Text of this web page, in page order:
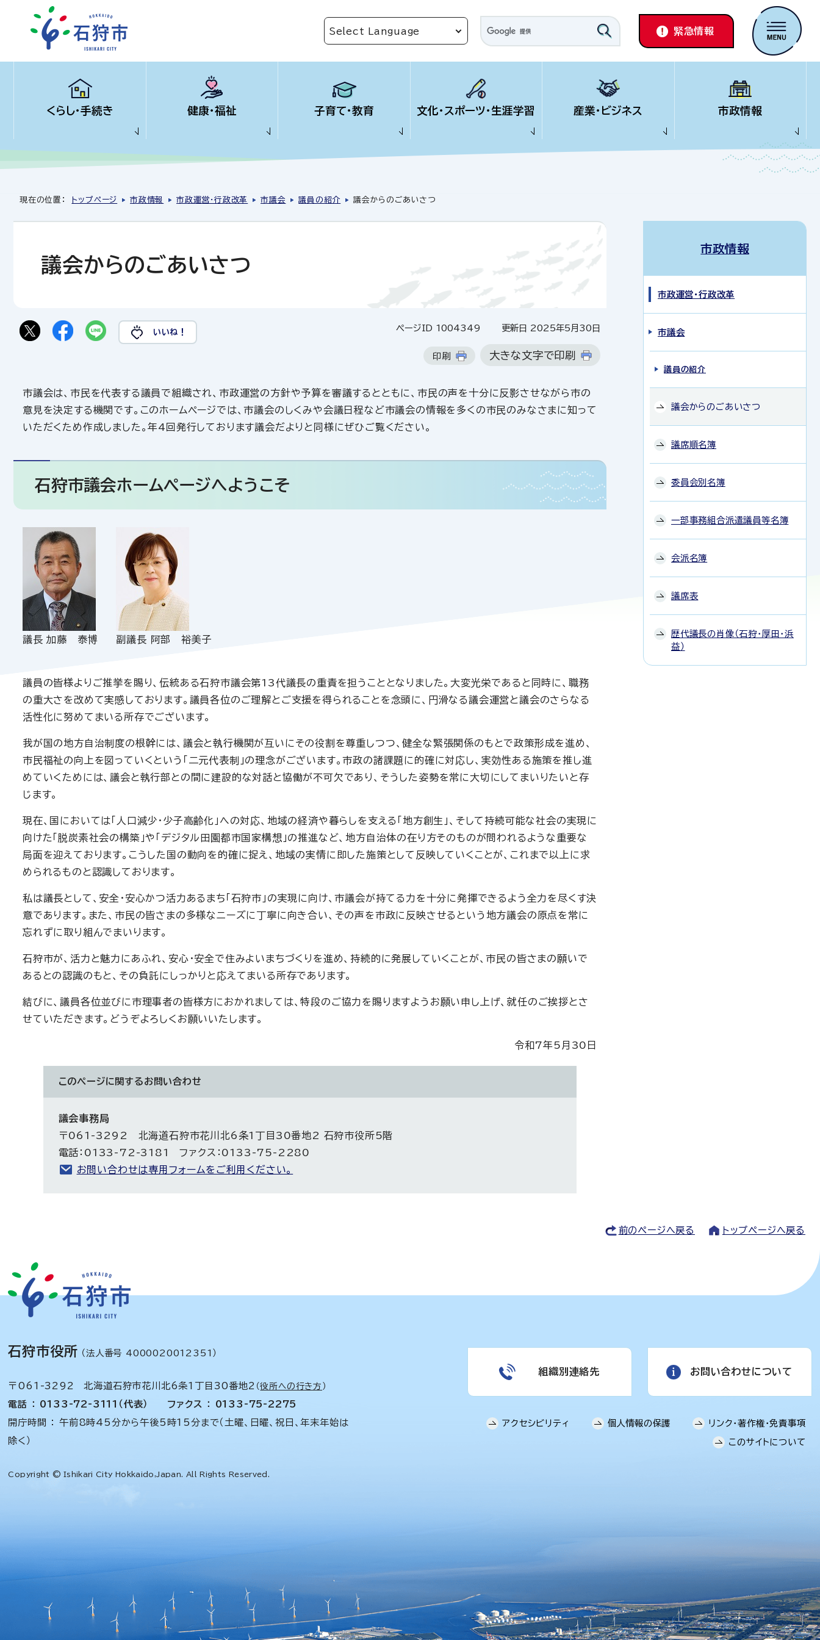
緊急情報
くらし・手続き 健康・福祉 子育て・教育 文化・スポーツ・生涯学習 産業・ビジネス 市政情報
現在の位置： トップページ 市政情報 市政運営・行政改革 市議会 議員の紹介 議会からのごあいさつ
議会からのごあいさつ
いいね！ ページID 1004349 更新日 2025年5月30日
印刷 大きな文字で印刷
市議会は、市民を代表する議員で組織され、市政運営の方針や予算を審議するとともに、市民の声を十分に反影させながら市の
意見を決定する機関です。このホームページでは、市議会のしくみや会議日程など市議会の情報を多くの市民のみなさまに知って
いただくため作成しました。年4回発行しております議会だよりと同様にぜひご覧ください。
石狩市議会ホームページへようこそ
議長 加藤 泰博 副議長 阿部 裕美子
議員の皆様よりご推挙を賜り、伝統ある石狩市議会第13代議長の重責を担うこととなりました。大変光栄であると同時に、職務
の重大さを改めて実感しております。議員各位のご理解とご支援を得られることを念頭に、円滑なる議会運営と議会のさらなる
活性化に努めてまいる所存でございます。
我が国の地方自治制度の根幹には、議会と執行機関が互いにその役割を尊重しつつ、健全な緊張関係のもとで政策形成を進め、
市民福祉の向上を図っていくという「二元代表制」の理念がございます。市政の諸課題に的確に対応し、実効性ある施策を推し進
めていくためには、議会と執行部との間に建設的な対話と協働が不可欠であり、そうした姿勢を常に大切にしてまいりたいと存
じます。
現在、国においては「人口減少・少子高齢化」への対応、地域の経済や暮らしを支える「地方創生」、そして持続可能な社会の実現に
向けた「脱炭素社会の構築」や「デジタル田園都市国家構想」の推進など、地方自治体の在り方そのものが問われるような重要な
局面を迎えております。こうした国の動向を的確に捉え、地域の実情に即した施策として反映していくことが、これまで以上に求
められるものと認識しております。
私は議長として、安全・安心かつ活力あるまち「石狩市」の実現に向け、市議会が持てる力を十分に発揮できるよう全力を尽くす決
意であります。また、市民の皆さまの多様なニーズに丁寧に向き合い、その声を市政に反映させるという地方議会の原点を常に
忘れずに取り組んでまいります。
石狩市が、活力と魅力にあふれ、安心・安全で住みよいまちづくりを進め、持続的に発展していくことが、市民の皆さまの願いで
あるとの認識のもと、その負託にしっかりと応えてまいる所存であります。
結びに、議員各位並びに市理事者の皆様方におかれましては、特段のご協力を賜りますようお願い申し上げ、就任のご挨拶とさ
せていただきます。どうぞよろしくお願いいたします。
令和7年5月30日
このページに関する お問い合わせ
議会事務局
〒061-3292 北海道石狩市花川北6条1丁目30番地2 石狩市役所5階
電話：0133-72-3181 ファクス：0133-75-2280
お問い合わせは専用フォームをご利用ください。
市政情報
市政運営・行政改革
市議会
議員の紹介
議会からのごあいさつ
議席順名簿
委員会別名簿
一部事務組合派遣議員等名簿
会派名簿
議席表
歴代議長の肖像（石狩・厚田・浜
益）
前のページへ戻る トップページへ戻る
石狩市役所 （法人番号 4000020012351）
〒061-3292 北海道石狩市花川北6条1丁目30番地2 （役所への行き方 ）
電話 ： 0133-72-3111（代表）
ファクス ： 0133-75-2275
開庁時間 ： 午前8時45分から午後5時15分まで（土曜、日曜、祝日、年末年始は
除く）
Copyright © Ishikari City Hokkaido,Japan. All Rights Reserved.
組織別連絡先 お問い合わせについて
アクセシビリティ 個人情報の保護 リンク・著作権・免責事項
このサイトについて